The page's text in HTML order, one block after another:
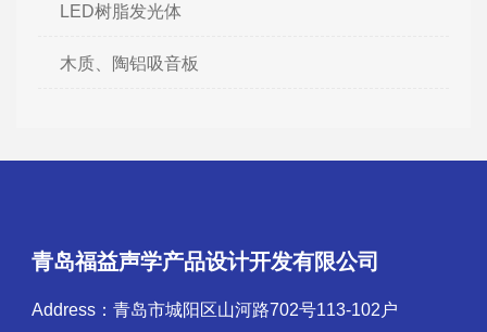
LED树脂发光体
木质、陶铝吸音板
青岛福益声学产品设计开发有限公司
Address：青岛市城阳区山河路702号113-102户